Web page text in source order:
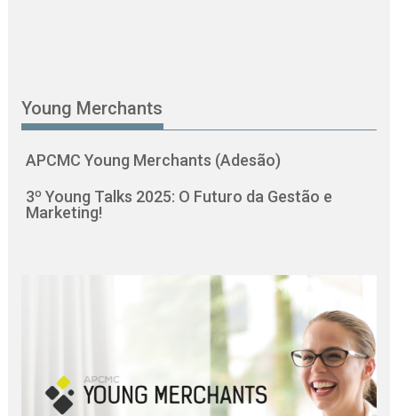
Young Merchants
APCMC Young Merchants (Adesão)
3º Young Talks 2025: O Futuro da Gestão e
Marketing!